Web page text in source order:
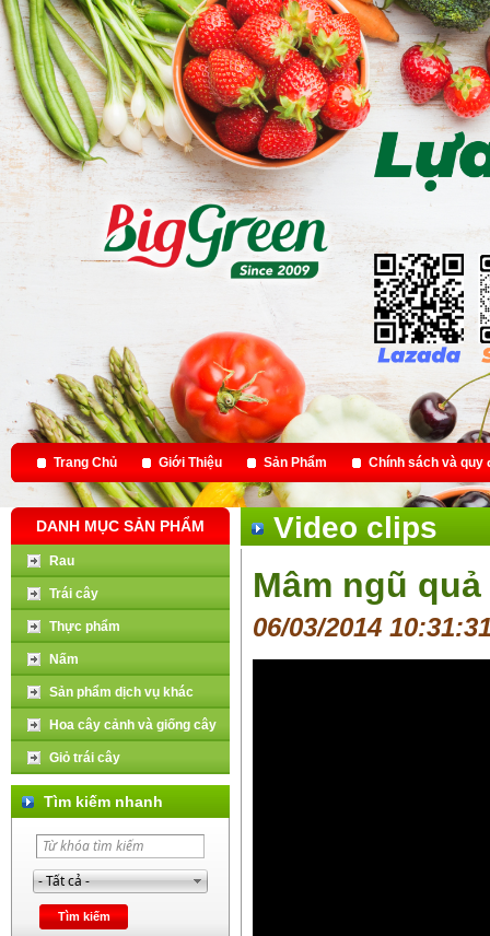
Trang Chủ Giới Thiệu Sản Phẩm Chính sách và quy
DANH MỤC SẢN PHẨM
Rau
Trái cây
Thực phẩm
Nấm
Sản phẩm dịch vụ khác
Hoa cây cảnh và giống cây
Giỏ trái cây
Tìm kiếm nhanh
Video clips
Mâm ngũ
06/03/2014